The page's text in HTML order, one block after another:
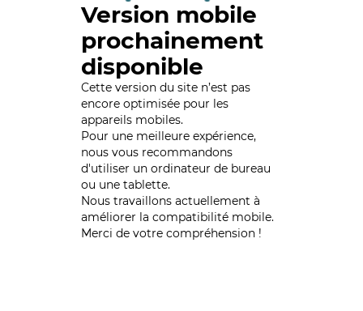
Version mobile
prochainement
disponible
Cette version du site n’est pas
encore optimisée pour les
appareils mobiles.
Pour une meilleure expérience,
nous vous recommandons
d'utiliser un ordinateur de bureau
ou une tablette.
Nous travaillons actuellement à
améliorer la compatibilité mobile.
Merci de votre compréhension !